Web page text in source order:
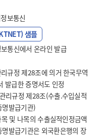
보통신
샘플
통신에서 온라인 발급
규정 제28조에 의거 한국무역
발급한 증명서도 인정
리규정 제28조(수출.수입실적
발급기관)
및 나목의 수출실적인정금액
발급기관은 외국환은행의 장